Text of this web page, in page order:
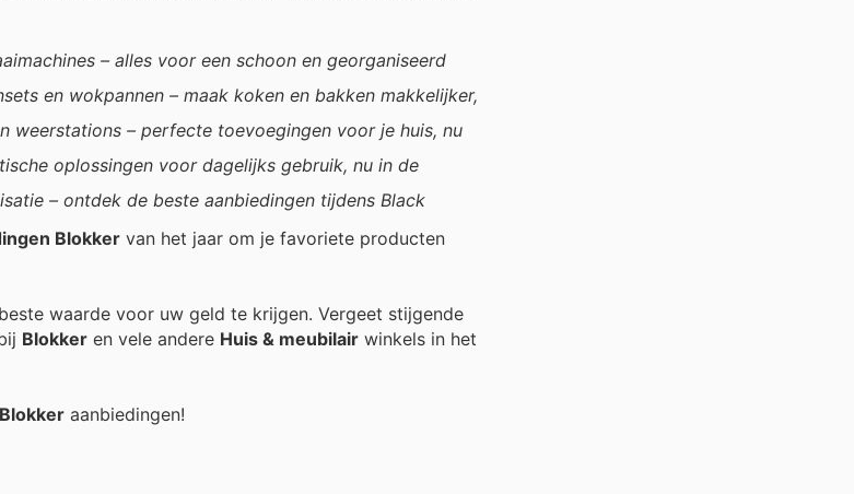
– alles voor een schoon en georganiseerd
en wokpannen – maak koken en bakken makkelijker,
weerstations – perfecte toevoegingen voor je huis, nu
oplossingen voor dagelijks gebruik, nu in de
– ontdek de beste aanbiedingen tijdens Black
Blokker van het jaar om je favoriete producten
waarde voor uw geld te krijgen. Vergeet stijgende
Blokker en vele andere Huis & meubilair winkels in het
Blokker aanbiedingen!